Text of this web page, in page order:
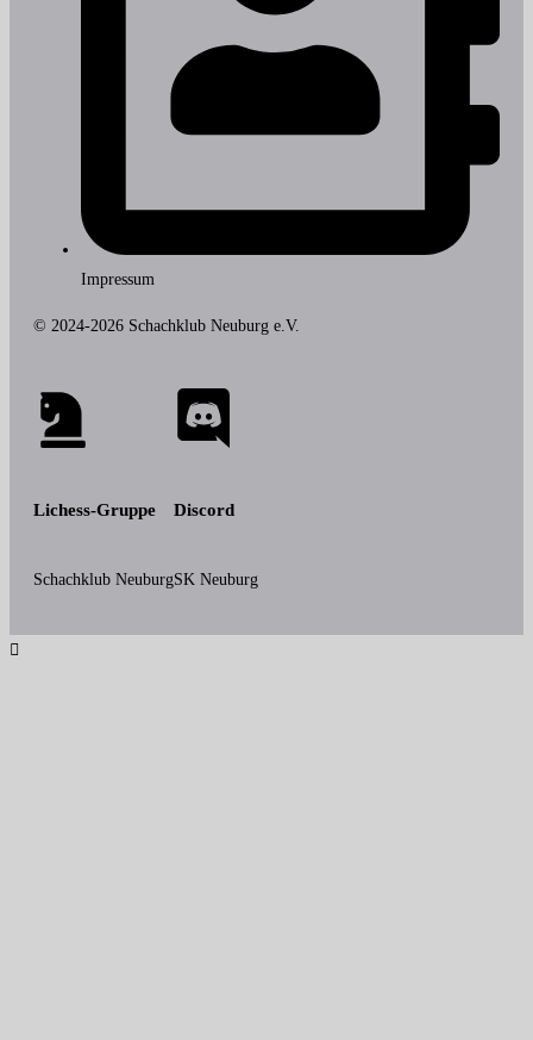
Impressum
© 2024-2026 Schachklub Neuburg e.V.
Lichess-Gruppe
Schachklub Neuburg
Discord
SK Neuburg